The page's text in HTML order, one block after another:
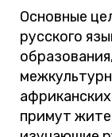
Основные
русского
примут